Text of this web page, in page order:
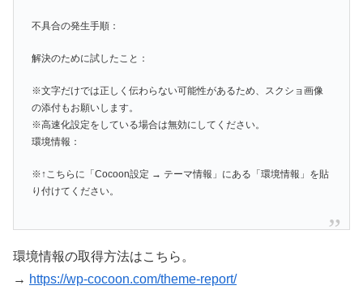
不具合の発生手順：
解決のために試したこと：
※文字だけでは正しく伝わらない可能性があるため、スクショ画像
の添付もお願いします。
※高速化設定をしている場合は無効にしてください。
環境情報：
※↑こちらに「Cocoon設定 → テーマ情報」にある「環境情報」を貼
り付けてください。
環境情報の取得方法はこちら。
→ https://wp-cocoon.com/theme-report/